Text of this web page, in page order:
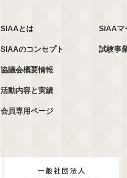
SIAAとは
SIAAのコンセプト
協議会概要情報
活動内容と実績
会員専用ページ
SIAAマ
試験事